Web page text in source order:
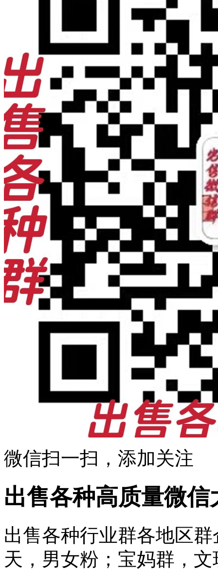
微信扫一扫，添加关注
出售各种高质量微信
出售各种行业群各地区
天，男女粉；宝妈群，